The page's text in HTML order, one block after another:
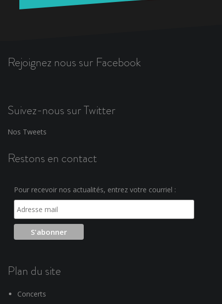
Rejoignez nous sur Facebook
Suivez-nous sur Twitter
Nos Tweets
Restons en contact
Pour recevoir nos actualités, entrez votre courriel :
Plan du site
Concerts